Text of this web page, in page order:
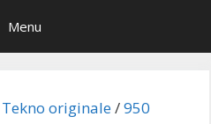
Menu
Tekno originale/950